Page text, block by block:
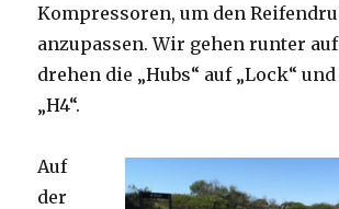
Kompressoren, um den
anzupassen. Wir gehen runter auf
drehen die „Hubs“ auf „Lock“
„H4“.
Auf
der